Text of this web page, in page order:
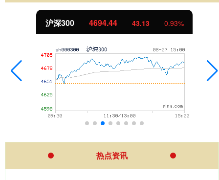
北证50 1134.24
热点资讯